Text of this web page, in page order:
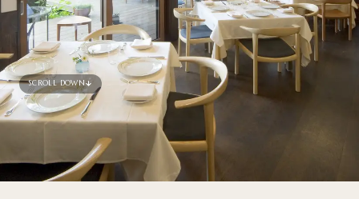
SCROLL DOWN